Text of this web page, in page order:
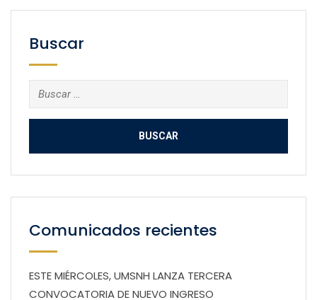
Buscar
Buscar:
Comunicados recientes
ESTE MIÉRCOLES, UMSNH LANZA TERCERA
CONVOCATORIA DE NUEVO INGRESO